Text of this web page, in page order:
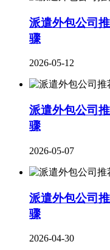
派遣外包公司
骤
2026-05-12
派遣外包公司
骤
2026-05-07
派遣外包公司
骤
2026-04-30